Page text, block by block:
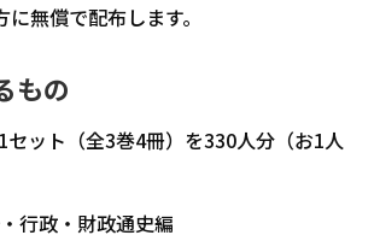
無償で配布します。
もの
セット（全3巻4冊）を330人分（お1人
行政・財政通史編